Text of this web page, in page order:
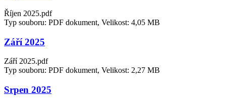
Říjen 2025.pdf
Typ souboru: PDF dokument, Velikost: 4,05 MB
Září 2025
Září 2025.pdf
Typ souboru: PDF dokument, Velikost: 2,27 MB
Srpen 2025